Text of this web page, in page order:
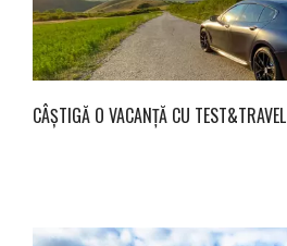
CÂȘTIGĂ O VACANȚĂ CU TEST&TRAVEL